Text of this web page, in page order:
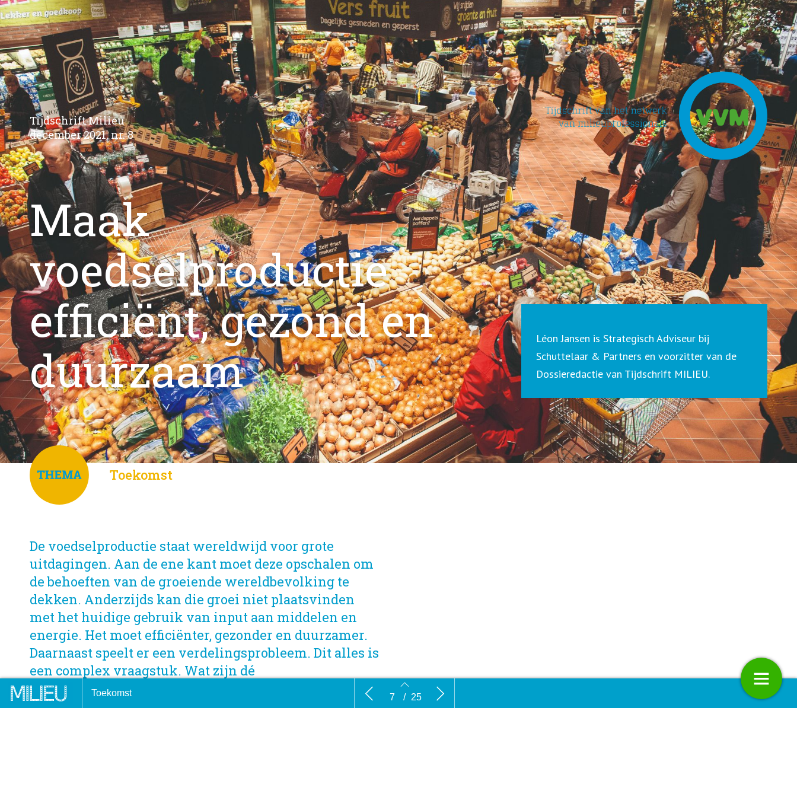
stad van en voor mensen
Maak voedselproductie efficiënt,
gezond en duurzaam
Toekomst 7 / 25
Tijdschrift Milieu
december 2021, nr. 8
Maak
voedselproductie
efficiënt, gezond en
duurzaam
Léon Jansen is Strategisch Adviseur bij
Schuttelaar & Partners en voorzitter van de
Dossieredactie van Tijdschrift MILIEU.
Toekomst
De voedselproductie staat wereldwijd voor grote
uitdagingen. Aan de ene kant moet deze opschalen om
de behoeften van de groeiende wereldbevolking te
dekken. Anderzijds kan die groei niet plaatsvinden
met het huidige gebruik van input aan middelen en
energie. Het moet efficiënter, gezonder en duurzamer.
Daarnaast speelt er een verdelingsprobleem. Dit alles is
een complex vraagstuk. Wat zijn dé
aanknopingspunten om nú werk te maken van deze
uitdagingen?